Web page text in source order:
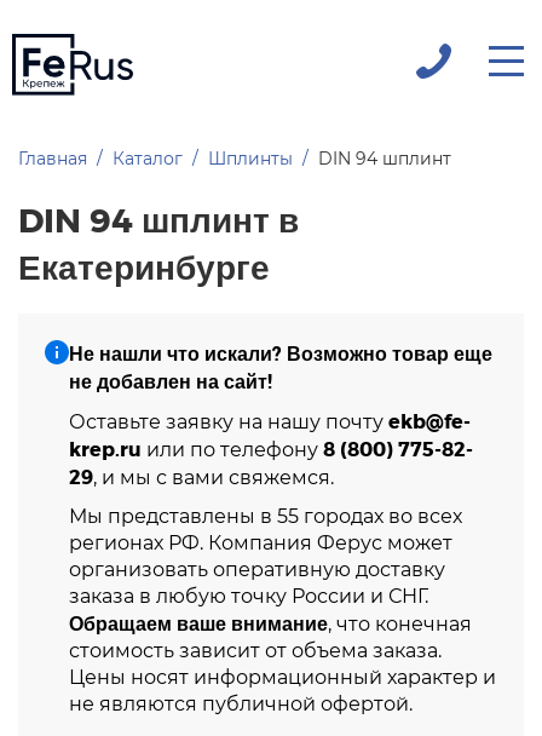
Главная Каталог Шплинты DIN 94 шплинт
DIN 94 шплинт в
Екатеринбурге
Не нашли что искали? Возможно товар еще
не добавлен на сайт!
Оставьте заявку на нашу почту ekb@fe-
krep.ru или по телефону 8 (800) 775-82-
29, и мы с вами свяжемся.
Мы представлены в 55 городах во всех
регионах РФ. Компания Ферус может
организовать оперативную доставку
заказа в любую точку России и СНГ.
Обращаем ваше внимание, что конечная
стоимость зависит от объема заказа.
Цены носят информационный характер и
не являются публичной офертой.